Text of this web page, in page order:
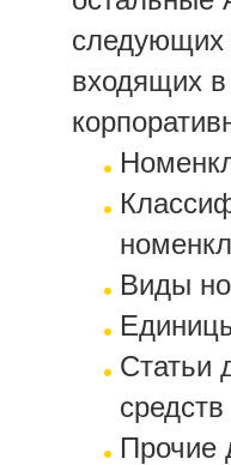
следующих
входящих в
Виды
Статьи
средств
Прочие